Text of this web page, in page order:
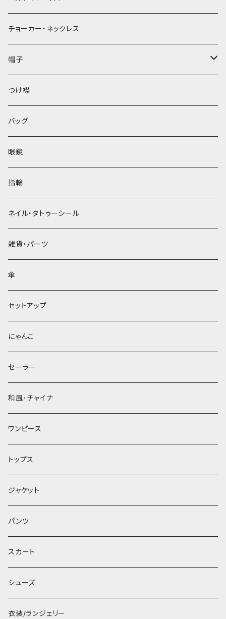
チョーカー・ネックレス
帽子
ベレー帽
つけ襟
バッグ
眼鏡
指輪
ネイル・タトゥーシール
雑貨・パーツ
傘
セットアップ
にゃんこ
セーラー
和風･チャイナ
ワンピース
トップス
ジャケット
パンツ
スカート
シューズ
衣装/ランジェリー